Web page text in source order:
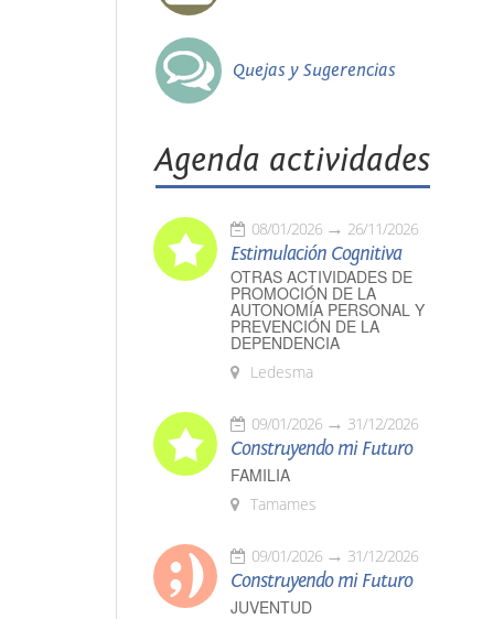
Quejas y Sugerencias
Agenda actividades
08/01/2026 26/11/2026
Estimulación Cognitiva
OTRAS ACTIVIDADES DE
PROMOCIÓN DE LA
AUTONOMÍA PERSONAL Y
PREVENCIÓN DE LA
DEPENDENCIA
Ledesma
09/01/2026 31/12/2026
Construyendo mi Futuro
FAMILIA
Tamames
09/01/2026 31/12/2026
Construyendo mi Futuro
JUVENTUD